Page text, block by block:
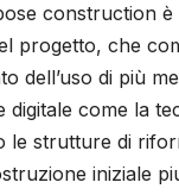
construction è
progetto, che
dell’uso di più
digitale come la
le strutture di
iniziale